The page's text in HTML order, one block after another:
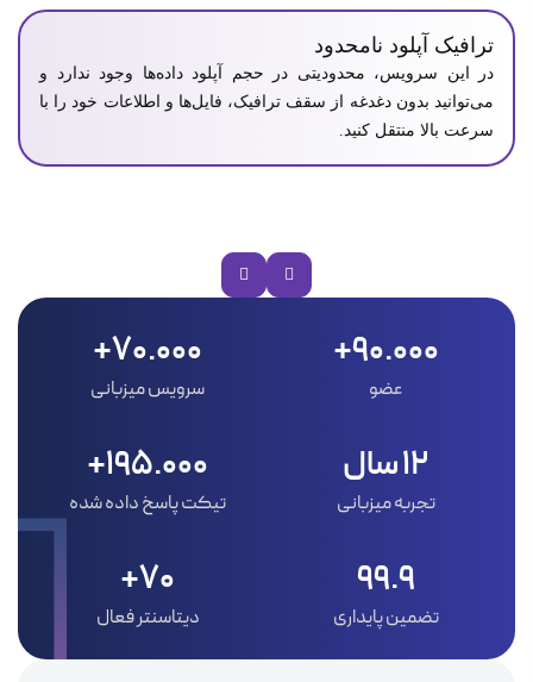
ترافیک آپلود نامحدود
در این سرویس، محدودیتی در حجم آپلود داده‌ها وجود ندارد و
می‌توانید بدون دغدغه از سقف ترافیک، فایل‌ها و اطلاعات خود را با
سرعت بالا منتقل کنید.
90.000+
عضو
70.000+
سرویس میزبانی
12 سال
تجربه میزبانی
195.000+
تیکت پاسخ داده شده
99.9
تضمین پایداری
70+
دیتاسنتر فعال